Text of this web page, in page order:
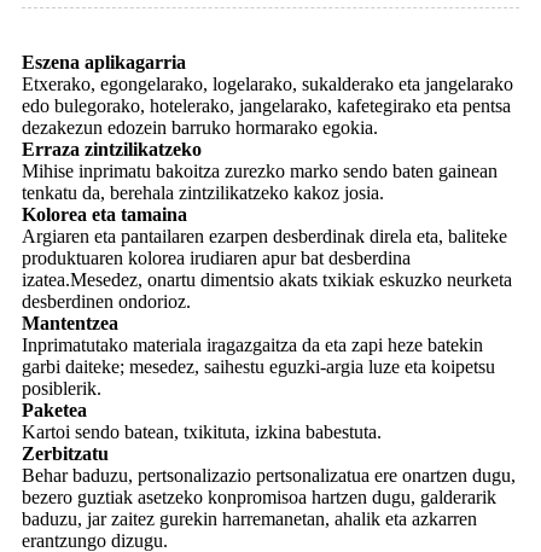
Eszena aplikagarria
Etxerako, egongelarako, logelarako, sukalderako eta jangelarako
edo bulegorako, hotelerako, jangelarako, kafetegirako eta pentsa
dezakezun edozein barruko hormarako egokia.
Erraza zintzilikatzeko
Mihise inprimatu bakoitza zurezko marko sendo baten gainean
tenkatu da, berehala zintzilikatzeko kakoz josia.
Kolorea eta tamaina
Argiaren eta pantailaren ezarpen desberdinak direla eta, baliteke
produktuaren kolorea irudiaren apur bat desberdina
izatea.Mesedez, onartu dimentsio akats txikiak eskuzko neurketa
desberdinen ondorioz.
Mantentzea
Inprimatutako materiala iragazgaitza da eta zapi heze batekin
garbi daiteke; mesedez, saihestu eguzki-argia luze eta koipetsu
posiblerik.
Paketea
Kartoi sendo batean, txikituta, izkina babestuta.
Zerbitzatu
Behar baduzu, pertsonalizazio pertsonalizatua ere onartzen dugu,
bezero guztiak asetzeko konpromisoa hartzen dugu, galderarik
baduzu, jar zaitez gurekin harremanetan, ahalik eta azkarren
erantzungo dizugu.